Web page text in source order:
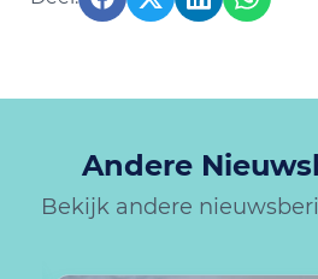
Andere
Bekijk andere